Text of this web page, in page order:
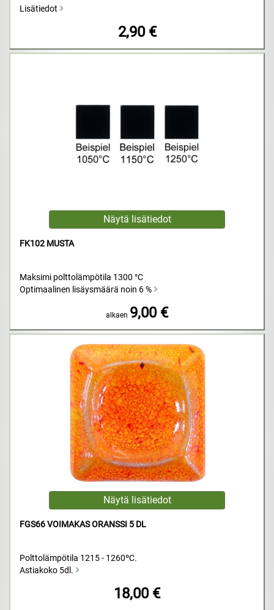
Lisätiedot
2,90 €
FK102 MUSTA
Maksimi polttolämpötila 1300 °C
Optimaalinen lisäysmäärä noin 6 %
alkaen 9,00 €
FGS66 VOIMAKAS ORANSSI 5 DL
Polttolämpötila 1215 - 1260ºC.
Astiakoko 5dl.
18,00 €